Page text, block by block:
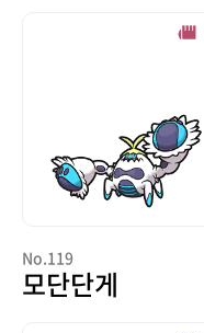
No.119
모단단게